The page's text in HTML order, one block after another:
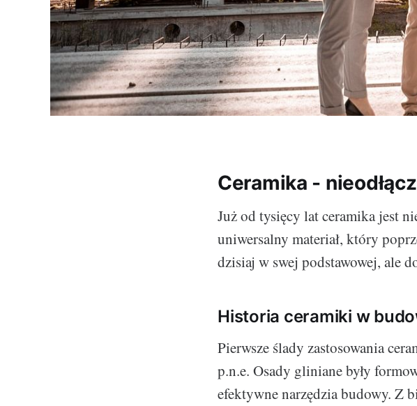
Ceramika -
Już od tysięcy lat ceramika jest
uniwersalny materiał, który
dzisiaj w swej podstawowej, ale
Historia ceramiki w
Pierwsze ślady zastosowania
p.n.e. Osady gliniane były
efektywne narzędzia budowy. Z